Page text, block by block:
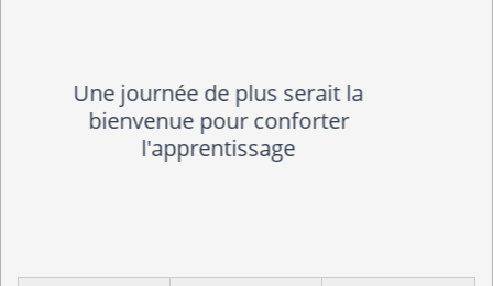
Motivée pour faire la formation
expert